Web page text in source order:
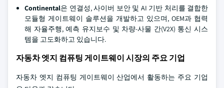
Continental은 연결성, 사이버 보안 및 AI 기반 처리를 결합한
모듈형 게이트웨이 솔루션을 개발하고 있으며, OEM과 협력
해 자율주행, 예측 유지보수 및 차량-사물 간(V2X) 통신 시스
템을 고도화하고 있습니다.
자동차 엣지 컴퓨팅 게이트웨이 시장의 주요 기업
자동차 엣지 컴퓨팅 게이트웨이 산업에서 활동하는 주요 기업